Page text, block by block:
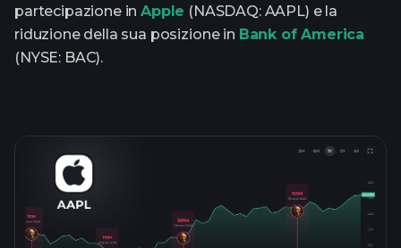
partecipazione inApple (NASDAQ: AAPL) e la
riduzione della sua posizione in Bank of America
(NYSE: BAC).